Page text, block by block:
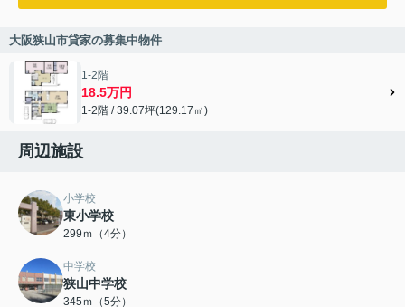
大阪狭山市貸家の募集中物件
1-2階
18.5万円
1-2階 / 39.07坪(129.17㎡)
周辺施設
小学校
東小学校
299ｍ（4分）
中学校
狭山中学校
345ｍ（5分）